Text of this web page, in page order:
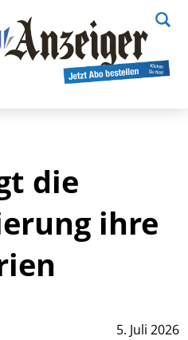
5. Juli 2026
die
ihre